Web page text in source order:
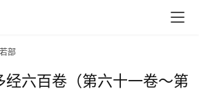
部
经六百卷（第六十一卷～第